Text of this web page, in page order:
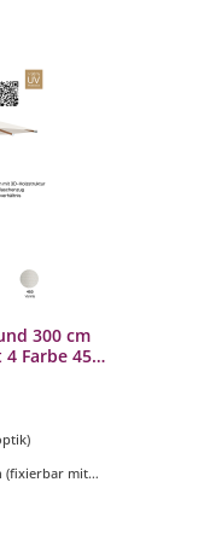
300 cm
Farbe 453
(fixierbar mit